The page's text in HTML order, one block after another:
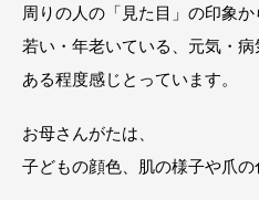
周りの人の「見た目」の印象か
若い・年老いている、元気・
ある程度感じとっています。
お母さんがたは、
子どもの顔色、肌の様子や爪の